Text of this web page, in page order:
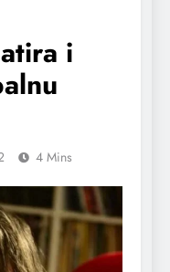
i
4 Mins